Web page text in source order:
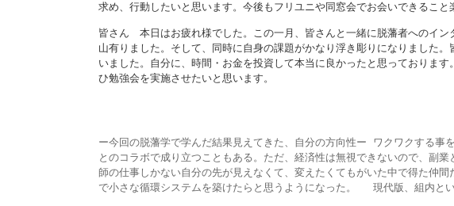
求め、行動したいと思います。今後もフリユニや同窓会でお会いできること
皆さん 本日はお疲れ様でした。 この一月、皆さんと一緒に脱藩者へのイン
山有りました。 そして、同時に自身の課題がかなり浮き彫りになりました。
いました。 自分に、時間・お金を投資して本当に良かったと思っております。
ひ勉強会を実施させたいと思います。
ー今回の脱藩学で学んだ結果見えてきた、自分の方向性ー ワクワクする事
とのコラボで成り立つこともある。 ただ、経済性は無視できないので、副
師の仕事しかない自分の先が見えなくて、変えたくてもがいた中で得た仲
で小さな循環システムを築けたらと思うようになった。 現代版、組内と